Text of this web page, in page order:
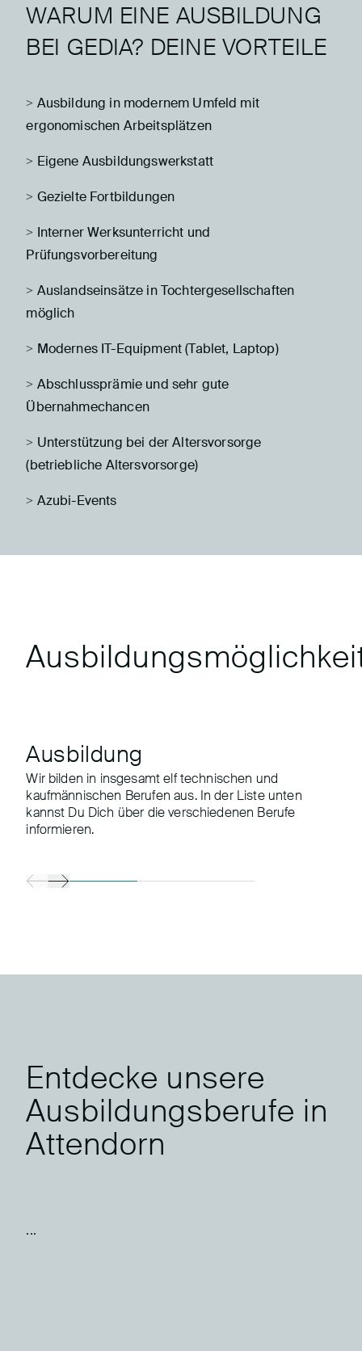
WARUM EINE AUSBILDUNG
BEI GEDIA? DEINE VORTEILE
> Ausbildung in modernem Umfeld mit
ergonomischen Arbeitsplätzen
> Eigene Ausbildungswerkstatt
> Gezielte Fortbildungen
> Interner Werksunterricht und
Prüfungsvorbereitung
> Auslandseinsätze in Tochtergesellschaften
möglich
> Modernes IT-Equipment (Tablet, Laptop)
> Abschlussprämie und sehr gute
Übernahmechancen
> Unterstützung bei der Altersvorsorge
(betriebliche Altersvorsorge)
> Azubi-Events
Ausbildung
Wir bilden in insgesamt elf technischen und
kaufmännischen Berufen aus. In der Liste unten
kannst Du Dich über die verschiedenen Berufe
informieren.
Entdecke unsere
Ausbildungsberufe in
Attendorn
...